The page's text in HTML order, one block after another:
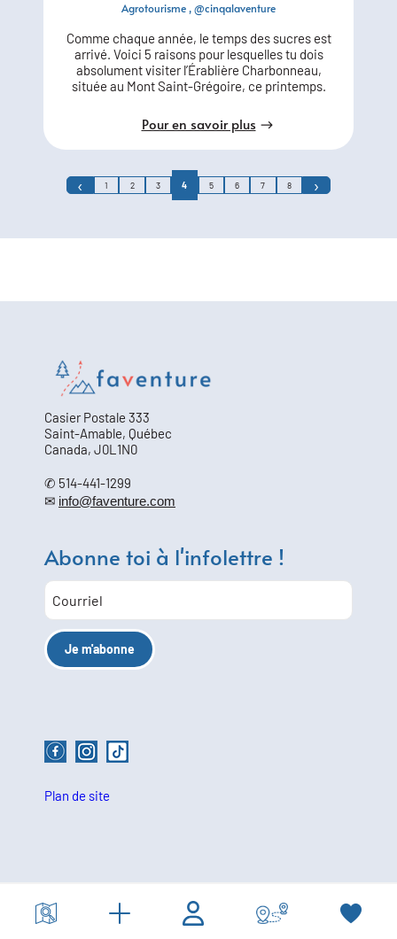
Agrotourisme @cinqalaventure
Comme chaque année, le temps des sucres est
arrivé. Voici 5 raisons pour lesquelles tu dois
absolument visiter l’Érablière Charbonneau,
située au Mont Saint-Grégoire, ce printemps.
Pour en savoir plus
‹ 1 2 3 4 5 6 7 8 ›
Casier Postale 333
Saint-Amable, Québec
Canada, J0L1N0
✆ 514-441-1299
✉ info@faventure.com
Abonne toi à l'infolettre !
Plan de site